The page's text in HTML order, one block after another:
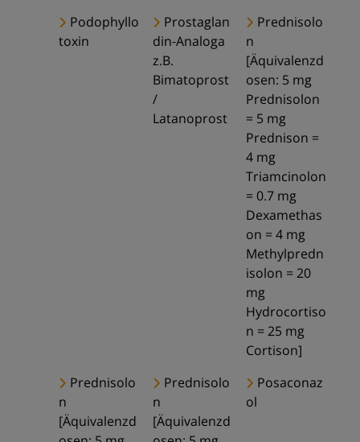
Podophyllo
toxin
Prostaglan
din-Analoga
z.B.
Bimatoprost
/
Latanoprost
Prednisolo
n
[Äquivalenzd
osen: 5 mg
Prednisolon
= 5 mg
Prednison =
4 mg
Triamcinolon
= 0.7 mg
Dexamethas
on = 4 mg
Methylpredn
isolon = 20
mg
Hydrocortiso
n = 25 mg
Cortison]
Prednisolo
n
[Äquivalenzd
Prednisolo
n
[Äquivalenzd
Posaconaz
ol